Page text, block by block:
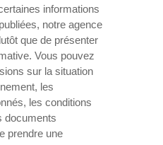
informations
notre agence
que de présenter
Vous pouvez
sur la situation
les
les conditions
documents
prendre une